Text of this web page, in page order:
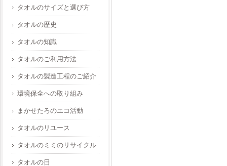
タオルのサイズと選び方
タオルの歴史
タオルの知識
タオルのご利用方法
タオルの製造工程のご紹介
環境保全への取り組み
まかせたろのエコ活動
タオルのリユース
タオルのミミのリサイクル
タオルの日